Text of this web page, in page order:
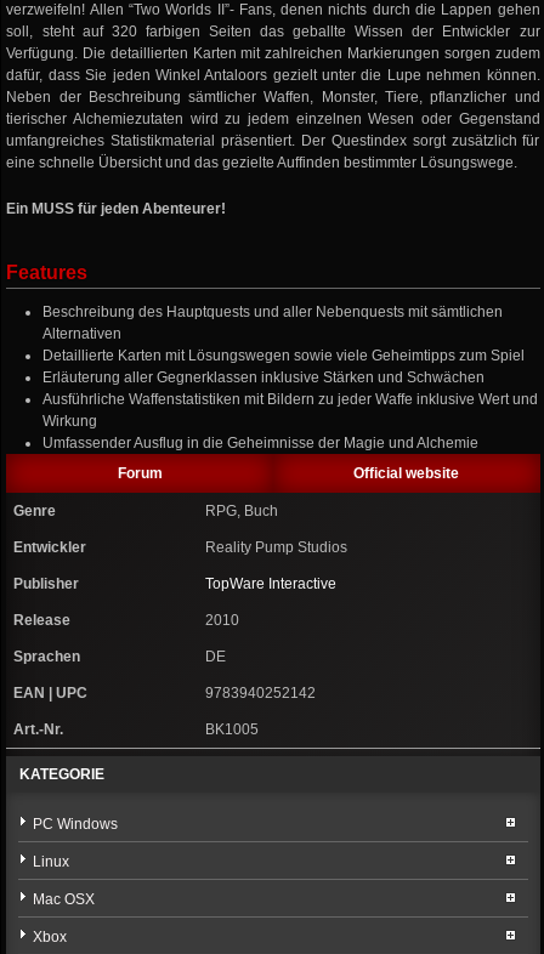
verzweifeln! Allen “Two Worlds II”- Fans, denen nichts durch die Lappen gehen
soll, steht auf 320 farbigen Seiten das geballte Wissen der Entwickler zur
Verfügung. Die detaillierten Karten mit zahlreichen Markierungen sorgen zudem
dafür, dass Sie jeden Winkel Antaloors gezielt unter die Lupe nehmen können.
Neben der Beschreibung sämtlicher Waffen, Monster, Tiere, pflanzlicher und
tierischer Alchemiezutaten wird zu jedem einzelnen Wesen oder Gegenstand
umfangreiches Statistikmaterial präsentiert. Der Questindex sorgt zusätzlich für
eine schnelle Übersicht und das gezielte Auffinden bestimmter Lösungswege.
Ein MUSS für jeden Abenteurer!
Features
Beschreibung des Hauptquests und aller Nebenquests mit sämtlichen
Alternativen
Detaillierte Karten mit Lösungswegen sowie viele Geheimtipps zum Spiel
Erläuterung aller Gegnerklassen inklusive Stärken und Schwächen
Ausführliche Waffenstatistiken mit Bildern zu jeder Waffe inklusive Wert und
Wirkung
Umfassender Ausflug in die Geheimnisse der Magie und Alchemie
Forum
Official website
Genre RPG, Buch
Entwickler Reality Pump Studios
Publisher TopWare Interactive
Release 2010
Sprachen DE
EAN | UPC 9783940252142
Art.-Nr. BK1005
KATEGORIE
PC Windows
Linux
Mac OSX
Xbox